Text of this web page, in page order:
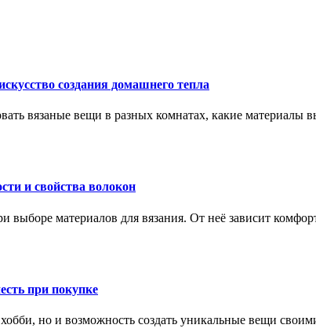
создания домашнего тепла
вязаные вещи в разных комнатах, какие материалы
и свойства волокон
материалов для вязания. От неё зависит
при покупке
но и возможность создать уникальные вещи